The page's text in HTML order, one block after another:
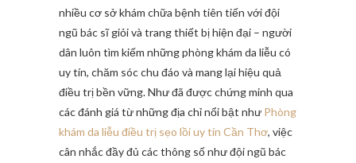
nhiều cơ sở khám chữa bệnh tiên tiến với đội
ngũ bác sĩ giỏi và trang thiết bị hiện đại – người
dân luôn tìm kiếm những phòng khám da liễu có
uy tín, chăm sóc chu đáo và mang lại hiệu quả
điều trị bền vững. Như đã được chứng minh qua
các đánh giá từ những địa chỉ nổi bật như Phòng
khám da liễu điều trị sẹo lồi uy tín Cần Thơ, việc
cân nhắc đầy đủ các thông số như đội ngũ bác